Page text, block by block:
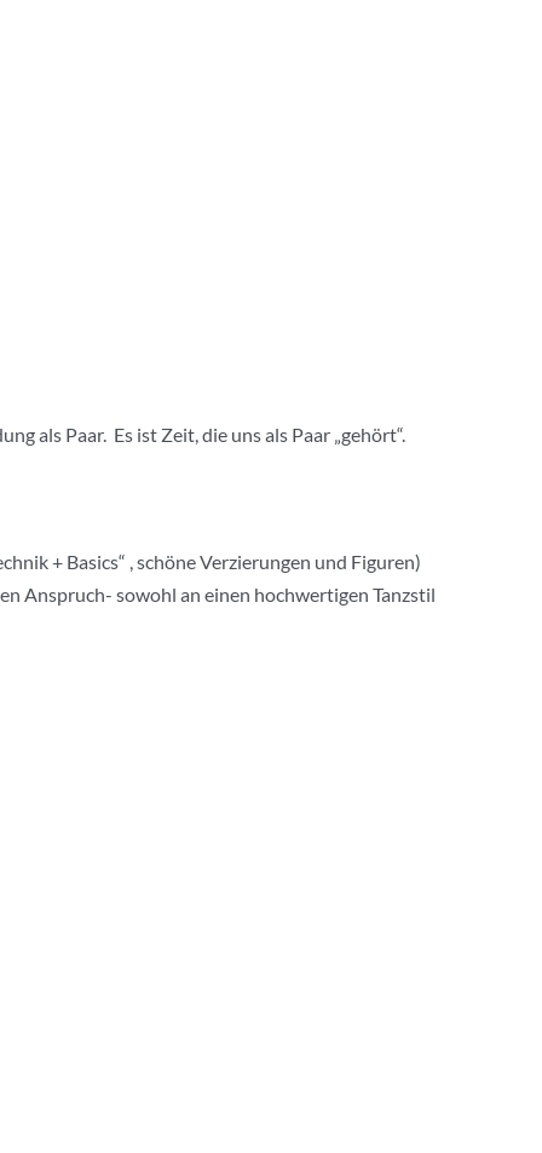
als Paar. Es ist Zeit, die uns als Paar „gehört“.
+ Basics“ , schöne Verzierungen und Figuren)
Anspruch- sowohl an einen hochwertigen Tanzstil